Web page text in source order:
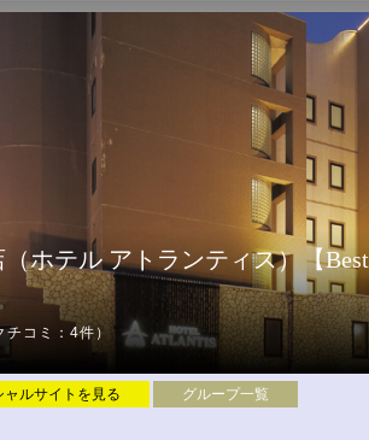
ホテル アトランティス）【Best
チコミ：4件）
ャルサイトを見る グループ一覧